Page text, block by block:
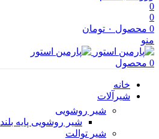
0
0
0 محصول ۰ تومان
منو
0 محصول
خانه
شیرآلات
شیر روشویی
شیر روشویی پایه بلند
شیر توالت